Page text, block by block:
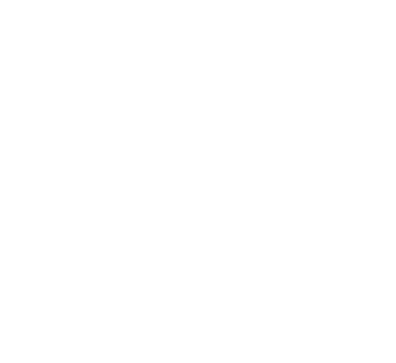
aos favoritos